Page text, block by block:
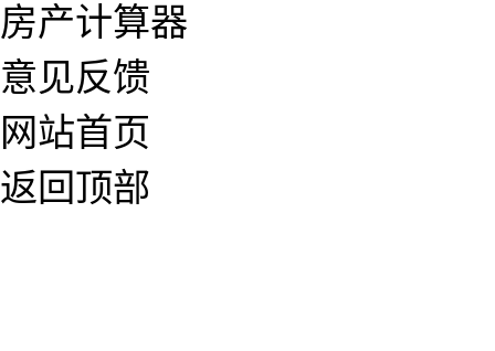
房产计算器
意见反馈
网站首页
返回顶部